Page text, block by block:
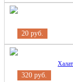
20 руб.
320 руб.